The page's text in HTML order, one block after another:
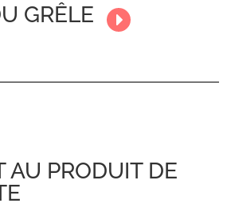
GRÊLE
AU PRODUIT DE